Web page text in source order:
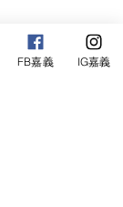
FB嘉義 IG嘉義